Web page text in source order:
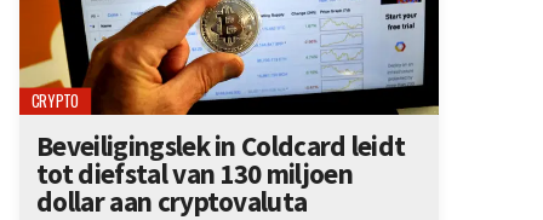
CRYPTO
Beveiligingslek in Coldcard leidt
tot diefstal van 130 miljoen
dollar aan cryptovaluta